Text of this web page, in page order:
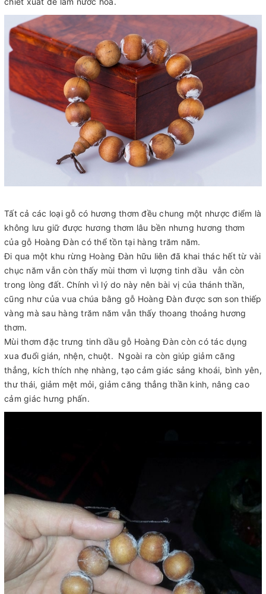
Tất cả các loại gỗ có hương thơm đều chung một nhược điểm là
không lưu giữ được hương thơm lâu bền nhưng hương thơm
của gỗ Hoàng Đàn có thể tồn tại hàng trăm năm.
Đi qua một khu rừng Hoàng Đàn hữu liên đã khai thác hết từ vài
chục năm vẫn còn thấy mùi thơm vì lượng tinh dầu vẫn còn
trong lòng đất. Chính vì lý do này nên bài vị của thánh thần,
cũng như của vua chúa bằng gỗ Hoàng Đàn được sơn son thiếp
vàng mà sau hàng trăm năm vẫn thấy thoang thoảng hương
thơm.
Mùi thơm đặc trưng tinh dầu gỗ Hoàng Đàn còn có tác dụng
xua đuổi gián, nhện, chuột. Ngoài ra còn giúp giảm căng
thẳng, kích thích nhẹ nhàng, tạo cảm giác sảng khoái, bình yên,
thư thái, giảm mệt mỏi, giảm căng thẳng thần kinh, nâng cao
cảm giác hưng phấn.